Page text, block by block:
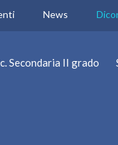
News
Secondaria II grado